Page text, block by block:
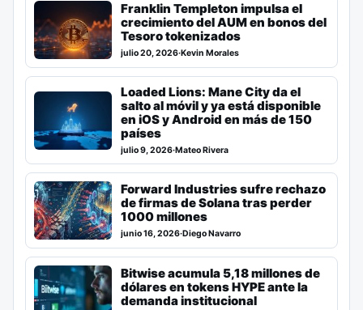
Franklin Templeton impulsa el
crecimiento del AUM en bonos del
Tesoro tokenizados
julio 20, 2026·Kevin Morales
Loaded Lions: Mane City da el
salto al móvil y ya está disponible
en iOS y Android en más de 150
países
julio 9, 2026·Mateo Rivera
Forward Industries sufre rechazo
de firmas de Solana tras perder
1000 millones
junio 16, 2026·Diego Navarro
Bitwise acumula 5,18 millones de
dólares en tokens HYPE ante la
demanda institucional